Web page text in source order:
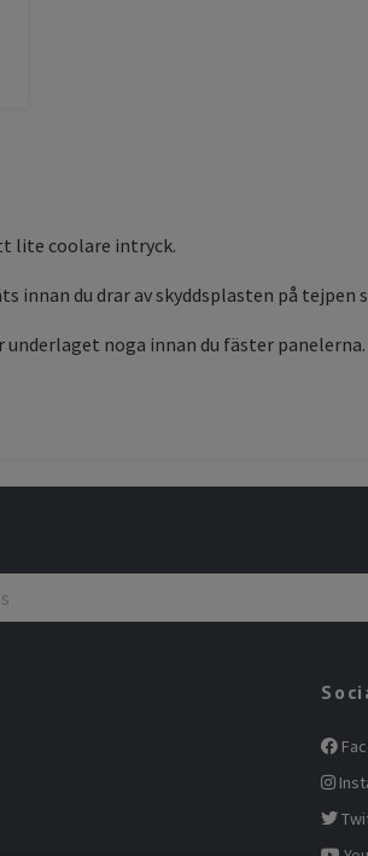
lite coolare intryck.
du drar av skyddsplasten på tejpen
noga innan du fäster panelerna.